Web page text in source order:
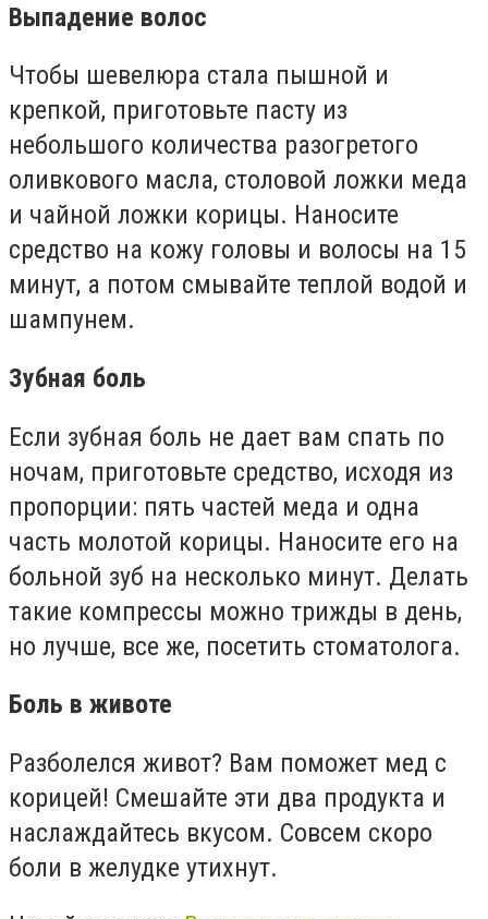
Выпадение волос
Чтобы шевелюра стала пышной и
крепкой, приготовьте пасту из
небольшого количества разогретого
оливкового масла, столовой ложки меда
и чайной ложки корицы. Наносите
средство на кожу головы и волосы на 15
минут, а потом смывайте теплой водой и
шампунем.
Зубная боль
Если зубная боль не дает вам спать по
ночам, приготовьте средство, исходя из
пропорции: пять частей меда и одна
часть молотой корицы. Наносите его на
больной зуб на несколько минут. Делать
такие компрессы можно трижды в день,
но лучше, все же, посетить стоматолога.
Боль в животе
Разболелся живот? Вам поможет мед с
корицей! Смешайте эти два продукта и
наслаждайтесь вкусом. Совсем скоро
боли в желудке утихнут.